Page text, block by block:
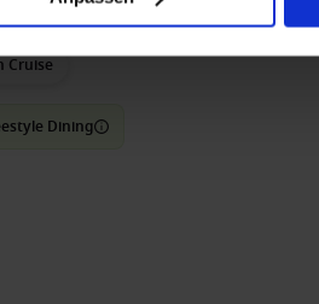
Middellandse Zee vanaf
Cruise
Dining